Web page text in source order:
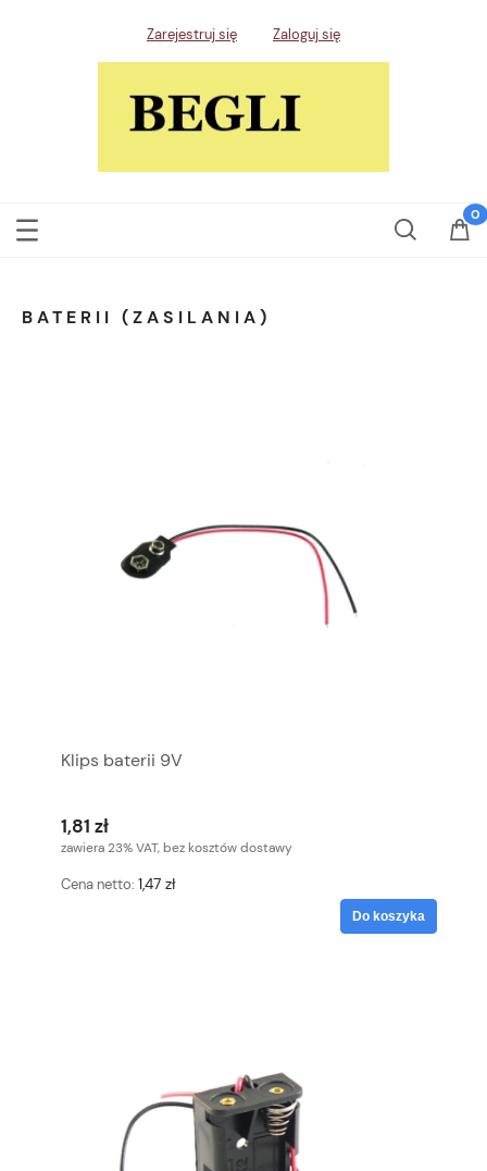
Zarejestruj się Zaloguj się
BATERII (ZASILANIA)
Klips baterii 9V
1,81 zł
zawiera 23% VAT, bez kosztów dostawy
Cena netto: 1,47 zł
Do koszyka